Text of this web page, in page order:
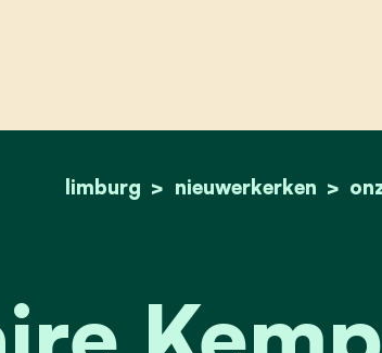
home
limburg nieuwerkerkenclaire